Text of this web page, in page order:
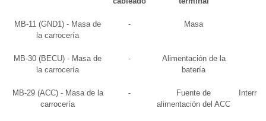
MB-11 (GND1) - Masa de
la carrocería
- Masa
MB-30 (BECU) - Masa de
la carrocería
-
Alimentación de la
batería
MB-29 (ACC) - Masa de la
carrocería
-
Fuente de
alimentación del ACC